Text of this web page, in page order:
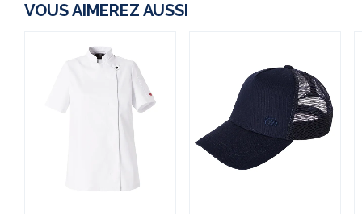
VOUS AIMEREZ AUSSI